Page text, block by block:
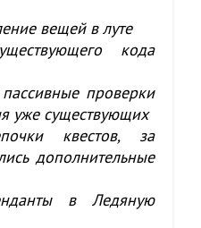
вещей в луте
кода
проверки
уже существующих
квестов, за
дополнительные
в Ледяную